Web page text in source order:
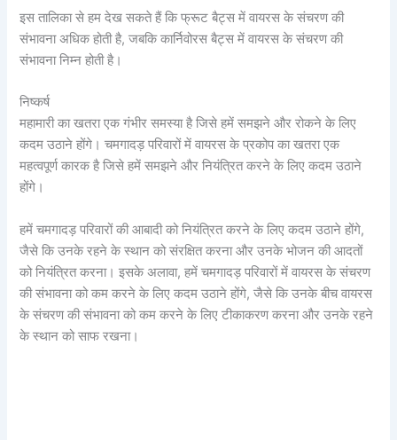
इस तालिका से हम देख सकते हैं कि फ्रूट बैट्स में वायरस के संचरण की
संभावना अधिक होती है, जबकि कार्निवोरस बैट्स में वायरस के संचरण की
संभावना निम्न होती है।
निष्कर्ष
महामारी का खतरा एक गंभीर समस्या है जिसे हमें समझने और रोकने के लिए
कदम उठाने होंगे। चमगादड़ परिवारों में वायरस के प्रकोप का खतरा एक
महत्वपूर्ण कारक है जिसे हमें समझने और नियंत्रित करने के लिए कदम उठाने
होंगे।
हमें चमगादड़ परिवारों की आबादी को नियंत्रित करने के लिए कदम उठाने होंगे,
जैसे कि उनके रहने के स्थान को संरक्षित करना और उनके भोजन की आदतों
को नियंत्रित करना। इसके अलावा, हमें चमगादड़ परिवारों में वायरस के संचरण
की संभावना को कम करने के लिए कदम उठाने होंगे, जैसे कि उनके बीच वायरस
के संचरण की संभावना को कम करने के लिए टीकाकरण करना और उनके रहने
के स्थान को साफ रखना।